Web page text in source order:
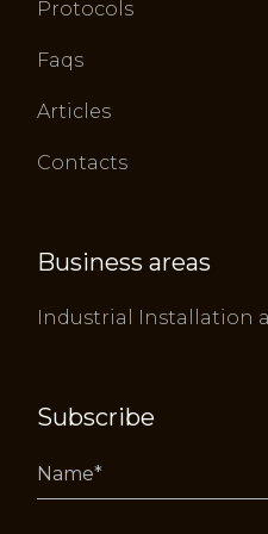
Protocols
Faqs
Articles
Contacts
Business areas
Industrial Installation
Subscribe